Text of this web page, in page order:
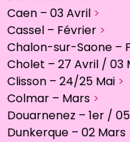
Caen – 03 Avril >
Cassel – Février >
Chalon-sur-Saone –
Cholet – 27 Avril / 03
Clisson – 24/25 Mai >
Colmar – Mars >
Douarnenez – 1er /
Dunkerque – 02 Mars